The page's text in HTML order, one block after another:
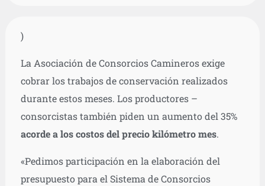
)
La Asociación de Consorcios Camineros exige
cobrar los trabajos de conservación realizados
durante estos meses. Los productores –
consorcistas también piden un aumento del 35%
acorde a los costos del precio kilómetro mes.
«Pedimos participación en la elaboración del
presupuesto para el Sistema de Consorcios